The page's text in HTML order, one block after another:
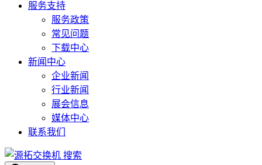
服务支持
服务政策
常见问题
下载中心
新闻中心
企业新闻
行业新闻
展会信息
媒体中心
联系我们
搜索